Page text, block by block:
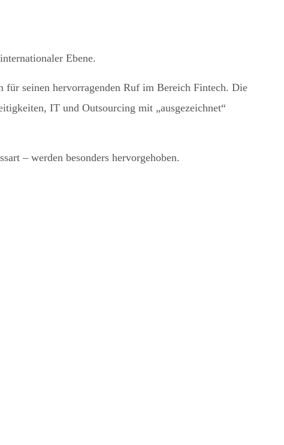
Ebene.
seinen hervorragenden Ruf im Bereich Fintech. Die
IT und Outsourcing mit „ausgezeichnet“
– werden besonders hervorgehoben.